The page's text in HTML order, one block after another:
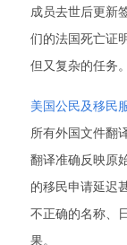
成员去世后更新
们的法国死亡证
但又复杂的任务。
美国公民及移民
所有外国文件翻
翻译准确反映原
的移民申请延迟
不正确的名称、
果。